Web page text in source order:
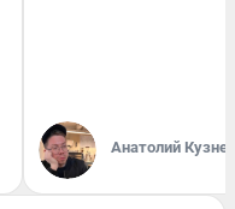
Анатолий